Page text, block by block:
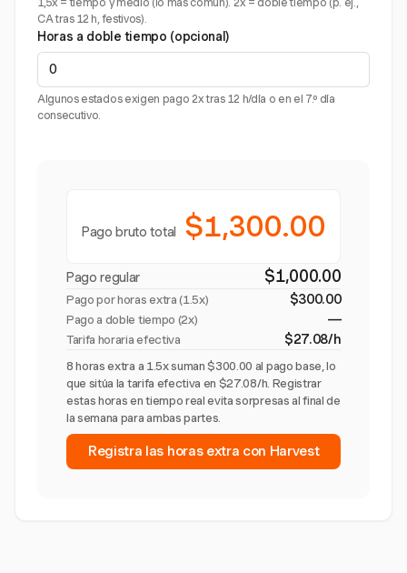
CA tras 12 h, festivos).
Horas a doble tiempo (opcional)
Algunos estados exigen pago 2x tras 12 h/día o en el 7.º día
consecutivo.
Pago bruto total $1,300.00
Pago regular $1,000.00
Pago por horas extra (1.5x) $300.00
Pago a doble tiempo (2x) —
Tarifa horaria efectiva $27.08/h
8 horas extra a 1.5x suman $300.00 al pago base, lo
que sitúa la tarifa efectiva en $27.08/h. Registrar
estas horas en tiempo real evita sorpresas al final de
la semana para ambas partes.
Registra las horas extra con Harvest